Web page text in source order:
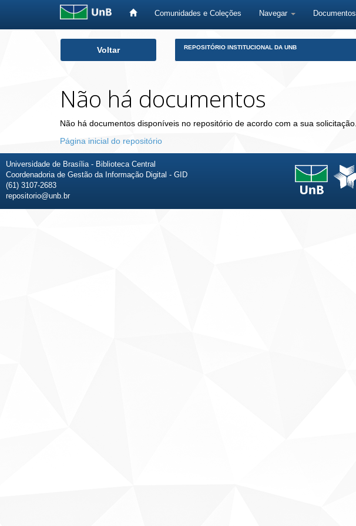
Comunidades e Coleções Navegar Documentos
Voltar REPOSITÓRIO INSTITUCIONAL DA UNB
Não há documentos
Não há documentos disponíveis no repositório de acordo com a sua solicitação.
Página inicial do repositório
Universidade de Brasília - Biblioteca Central
Coordenadoria de Gestão da Informação Digital - GID
(61) 3107-2683
repositorio@unb.br